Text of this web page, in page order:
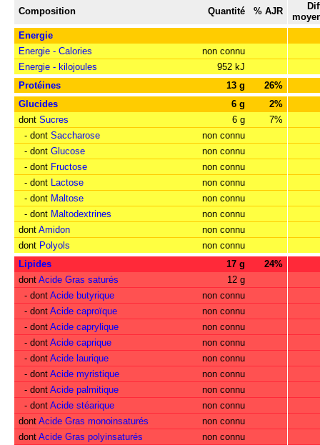
Composition Quantité % AJR
Energie
Energie - Calories
non connu
Energie - kilojoules
952 kJ
Protéines
13 g
26%
Glucides
6 g
2%
dont Sucres 6 g
7%
- dont Saccharose
non connu
- dont Glucose
non connu
- dont Fructose
non connu
- dont Lactose
non connu
- dont Maltose
non connu
- dont Maltodextrines
non connu
dont Amidon
non connu
dont Polyols
non connu
Lipides
17 g
24%
dont Acide Gras saturés
12 g
- dont Acide butyrique
non connu
- dont Acide caproïque
non connu
- dont Acide caprylique
non connu
- dont Acide caprique
non connu
- dont Acide laurique
non connu
- dont Acide myristique
non connu
- dont Acide palmitique
non connu
- dont Acide stéarique
non connu
dont Acide Gras monoinsaturés
non connu
dont Acide Gras polyinsaturés non connu